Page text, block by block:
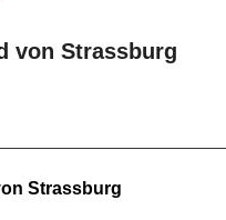
von Strassburg
Strassburg